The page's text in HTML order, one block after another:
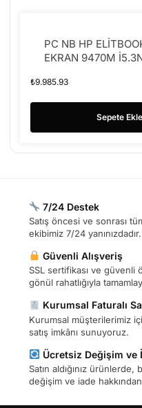
PC NB HP
EKRAN 9470M
₺9.985.93
Sepete Ekle
7/24 Destek
Satış öncesi ve sonrası
ekibimiz 7/24 yanınızdadır.
Güvenli Alışveriş
SSL sertifikası ve güvenli
gönül rahatlığıyla
Kurumsal Faturalı
Kurumsal müşterilerimiz
satış imkânı sunuyoruz.
Ücretsiz Değişim ve
Satın aldığınız
değişim ve iade